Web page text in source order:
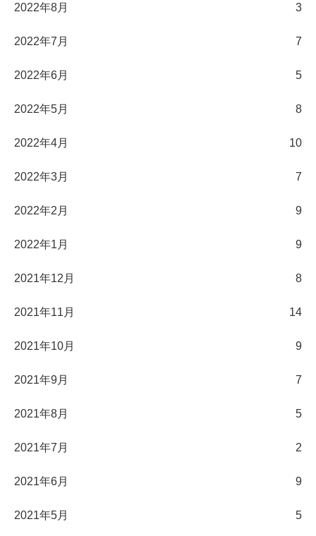
2022年8月 3
2022年7月 7
2022年6月 5
2022年5月 8
2022年4月 10
2022年3月 7
2022年2月 9
2022年1月 9
2021年12月 8
2021年11月 14
2021年10月 9
2021年9月 7
2021年8月 5
2021年7月 2
2021年6月 9
2021年5月 5